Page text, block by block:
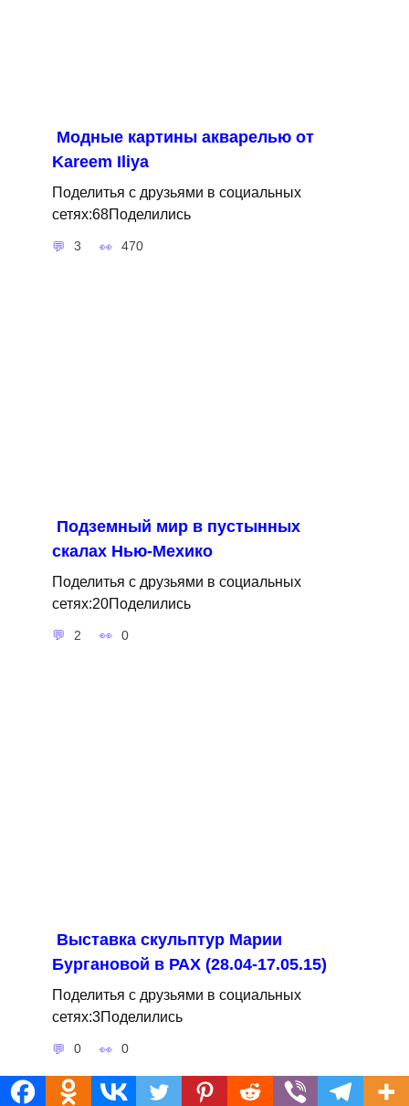
Модные картины акварелью от
Kareem Iliya
Поделитья с друзьями в социальных
сетях:68Поделились
3 470
Подземный мир в пустынных
скалах Нью-Мехико
Поделитья с друзьями в социальных
сетях:20Поделились
2 0
Выставка скульптур Марии
Бургановой в РАХ (28.04-17.05.15)
Поделитья с друзьями в социальных
сетях:3Поделились
0 0